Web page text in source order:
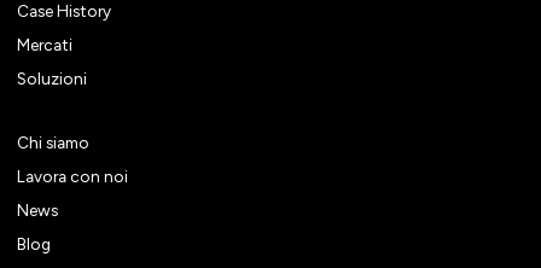
Case History
Mercati
Soluzioni
Chi siamo
Lavora con noi
News
Blog